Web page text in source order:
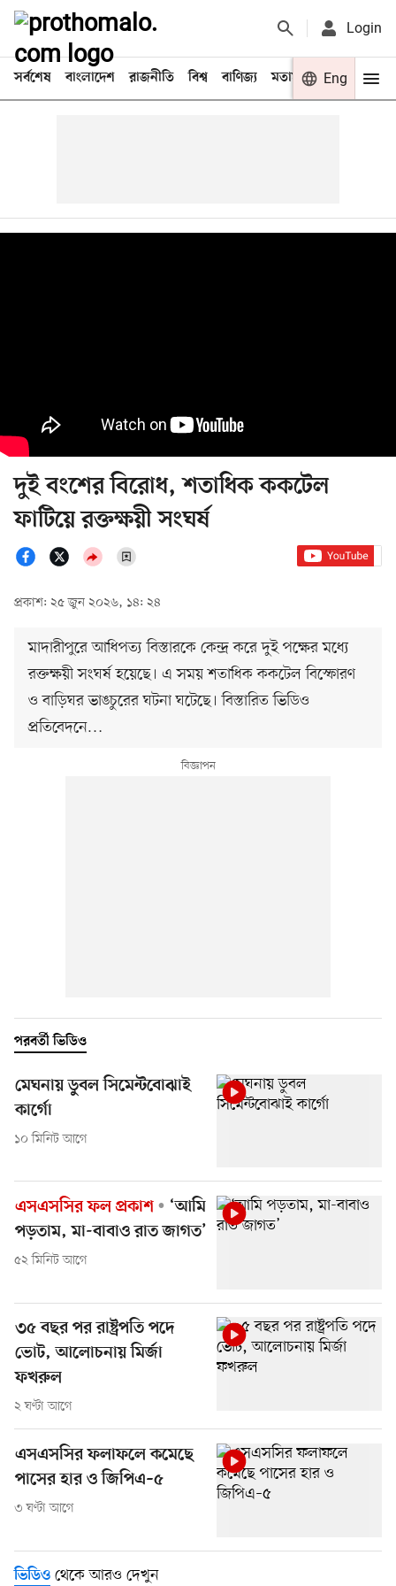
Login
সর্বশেষ বাংলাদেশ রাজনীতি বিশ্ব বাণিজ্য মতামত খেলা
Eng
দুই বংশের বিরোধ, শতাধিক ককটেল
ফাটিয়ে রক্তক্ষয়ী সংঘর্ষ
প্রকাশ: ২৫ জুন ২০২৬, ১৪: ২৪
মাদারীপুরে আধিপত্য বিস্তারকে কেন্দ্র করে দুই পক্ষের মধ্যে
রক্তক্ষয়ী সংঘর্ষ হয়েছে। এ সময় শতাধিক ককটেল বিস্ফোরণ
ও বাড়িঘর ভাঙচুরের ঘটনা ঘটেছে। বিস্তারিত ভিডিও
প্রতিবেদনে…
পরবর্তী ভিডিও
মেঘনায় ডুবল সিমেন্টবোঝাই
কার্গো
১০ মিনিট আগে
এসএসসির ফল প্রকাশ
‘আমি
পড়তাম, মা-বাবাও রাত জাগত’
৫২ মিনিট আগে
৩৫ বছর পর রাষ্ট্রপতি পদে
ভোট, আলোচনায় মির্জা
ফখরুল
২ ঘণ্টা আগে
এসএসসির ফলাফলে কমেছে
পাসের হার ও জিপিএ–৫
৩ ঘণ্টা আগে
ভিডিও থেকে আরও দেখুন